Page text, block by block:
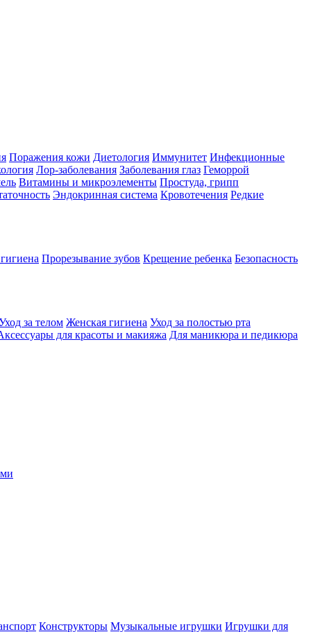
Поражения кожи Диетология Иммунитет Инфекционные
Лор-заболевания Заболевания глаз Геморрой
Витамины и микроэлементы Простуда, грипп
Эндокринная система Кровотечения Редкие
Прорезывание зубов Крещение ребенка Безопасность
за телом Женская гигиена Уход за полостью рта
для красоты и макияжа Для маникюра и педикюра
Конструкторы Музыкальные игрушки Игрушки для